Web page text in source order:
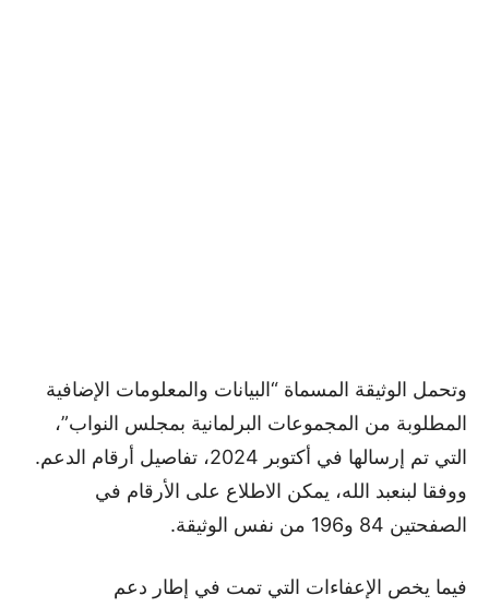
وتحمل الوثيقة المسماة “البيانات والمعلومات الإضافية
المطلوبة من المجموعات البرلمانية بمجلس النواب”،
التي تم إرسالها في أكتوبر 2024، تفاصيل أرقام الدعم.
ووفقا لبنعبد الله، يمكن الاطلاع على الأرقام في
الصفحتين 84 و196 من نفس الوثيقة.
فيما يخص الإعفاءات التي تمت في إطار دعم